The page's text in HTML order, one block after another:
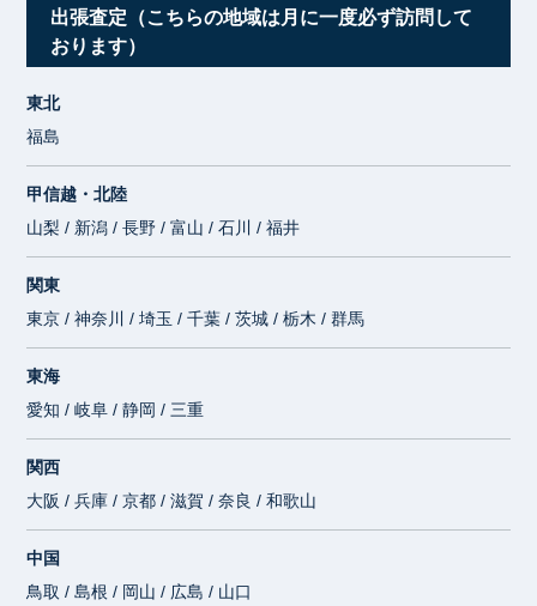
出張査定（こちらの地域は月に一度必ず訪問して
おります）
東北
福島
甲信越・北陸
山梨 / 新潟 / 長野 / 富山 / 石川 / 福井
関東
東京 / 神奈川 / 埼玉 / 千葉 / 茨城 / 栃木 / 群馬
東海
愛知 / 岐阜 / 静岡 / 三重
関西
大阪 / 兵庫 / 京都 / 滋賀 / 奈良 / 和歌山
中国
鳥取 / 島根 / 岡山 / 広島 / 山口